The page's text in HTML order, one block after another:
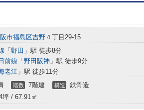
市福島区吉野 ４丁目29-15
「 野田 」駅 徒歩8分
前線 「 野田阪神 」駅 徒歩9分
老江 」駅 徒歩11分
階数 7階建 構造 鉄骨造
坪 / 67.91㎡